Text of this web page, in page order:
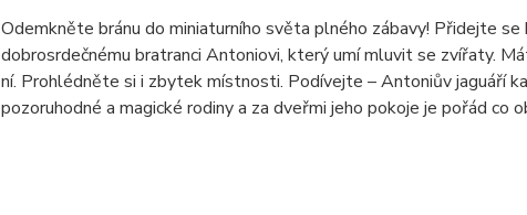
Odemkněte bránu do miniaturního světa plného zábavy! Přidejte
dobrosrdečnému bratranci Antoniovi, který umí mluvit se zvířaty.
ní. Prohlédněte si i zbytek místnosti. Podívejte – Antoniův jaguáří
pozoruhodné a magické rodiny a za dveřmi jeho pokoje je pořád co